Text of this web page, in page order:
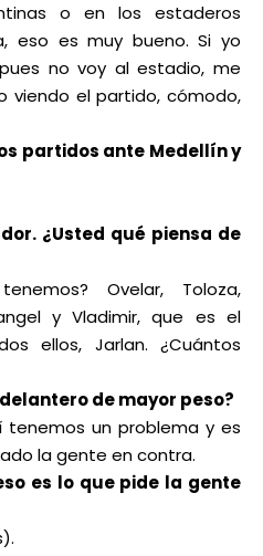
o en los estaderos
eso es muy bueno. Si yo
no voy al estadio, me
viendo el partido, cómodo,
partidos ante Medellín y
¿Usted qué piensa de
Ovelar, Toloza,
y Vladimir, que es el
ellos, Jarlan. ¿Cuántos
de mayor peso?
un problema y es
la gente en contra.
es lo que pide la gente